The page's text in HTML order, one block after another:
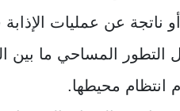
ناتجة عن عمليات
التطور المساحي ما بين
انتظام محيطها.